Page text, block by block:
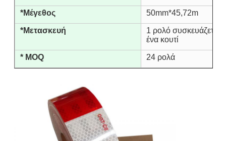
*Μέγεθος 50mm*45,72m
*Μετασκευή
1 ρολό συσκευάζεται
ένα κουτί
* MOQ 24 ρολά